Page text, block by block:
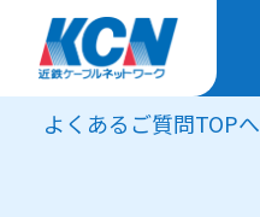
よくあるご質問TOPへ